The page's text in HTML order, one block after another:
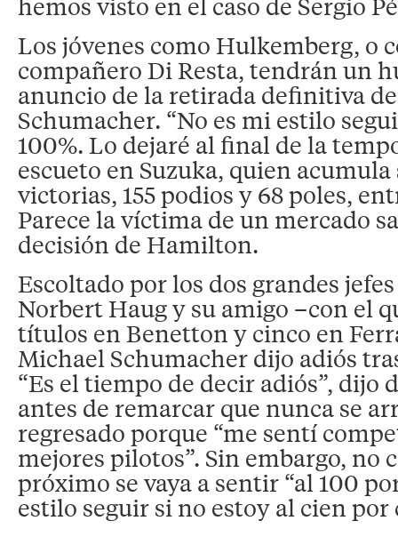
Los jóvenes como Hulkemberg, o
compañero Di Resta, tendrán un
anuncio de la retirada definitiva
Schumacher. “No es mi estilo
100%. Lo dejaré al final de la
escueto en Suzuka, quien
victorias, 155 podios y 68 poles,
Parece la víctima de un mercado
decisión de Hamilton.
Escoltado por los dos grandes
Norbert Haug y su amigo –con el
títulos en Benetton y cinco en
Michael Schumacher dijo adiós
“Es el tiempo de decir adiós”, dijo
antes de remarcar que nunca se
regresado porque “me sentí
mejores pilotos”. Sin embargo, no
próximo se vaya a sentir “al 100
estilo seguir si no estoy al cien por